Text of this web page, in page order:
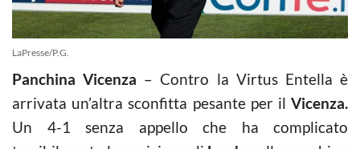
LaPresse/P.G.
Panchina Vicenza – Contro la Virtus Entella è
arrivata un’altra sconfitta pesante per il Vicenza.
Un 4-1 senza appello che ha complicato